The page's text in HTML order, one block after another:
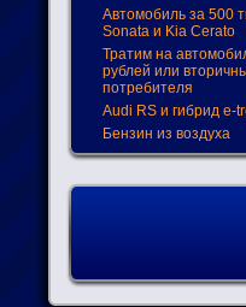
Автомобиль за 500
Sonata и Kia Cerato
Тратим на
рублей или
потребителя
Audi RS и гибрид e-
Бензин из воздуха